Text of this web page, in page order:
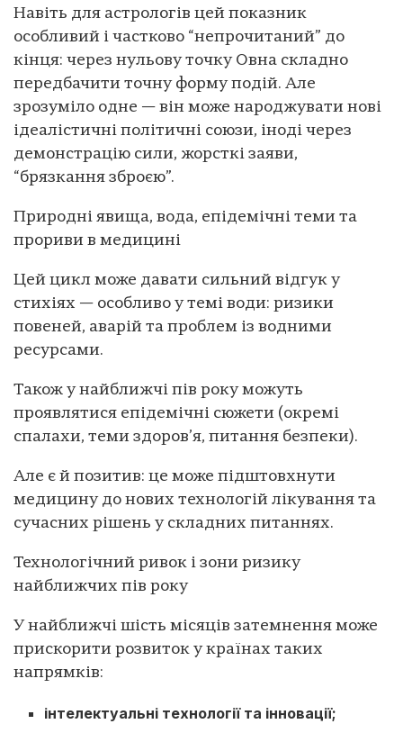
Навіть для астрологів цей показник
особливий і частково “непрочитаний” до
кінця: через нульову точку Овна складно
передбачити точну форму подій. Але
зрозуміло одне — він може народжувати нові
ідеалістичні політичні союзи, іноді через
демонстрацію сили, жорсткі заяви,
“брязкання зброєю”.
Природні явища, вода, епідемічні теми та
прориви в медицині
Цей цикл може давати сильний відгук у
стихіях — особливо у темі води: ризики
повеней, аварій та проблем із водними
ресурсами.
Також у найближчі пів року можуть
проявлятися епідемічні сюжети (окремі
спалахи, теми здоров’я, питання безпеки).
Але є й позитив: це може підштовхнути
медицину до нових технологій лікування та
сучасних рішень у складних питаннях.
Технологічний ривок і зони ризику
найближчих пів року
У найближчі шість місяців затемнення може
прискорити розвиток у країнах таких
напрямків:
інтелектуальні технології та інновації;